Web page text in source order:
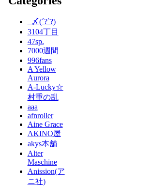
_〆(´?`?)
3104丁目
47sp.
7000週間
996fans
A Yellow
Aurora
A-Lucky☆
村重の乱
aaa
afnroller
Aine Grace
AKINO屋
akys本舗
Alter
Maschine
Anission(ア
ニ社)